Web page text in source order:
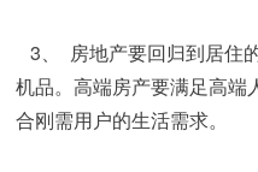
3、  房地产要回归到居住
机品。高端房产要满足高端
合刚需用户的生活需求。